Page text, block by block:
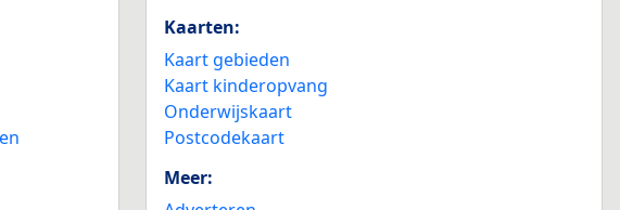
Kaarten:
Kaart gebieden
Kaart kinderopvang
Onderwijskaart
Postcodekaart
Meer: